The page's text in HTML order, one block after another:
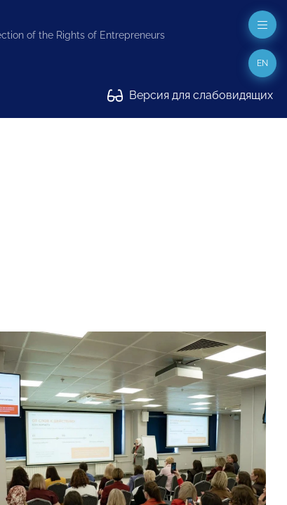
of the Rights of Entrepreneurs
Версия для слабовидящих
EN